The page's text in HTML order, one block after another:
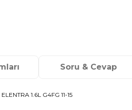
Soru & Cevap
1.6L G4FG 11-15